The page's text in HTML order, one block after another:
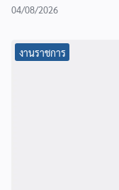
04/08/2026
งานราชการ